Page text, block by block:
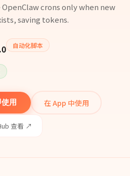
crons only when new
saving tokens.
自动化脚本
用 在 App 中使用
查看 ↗